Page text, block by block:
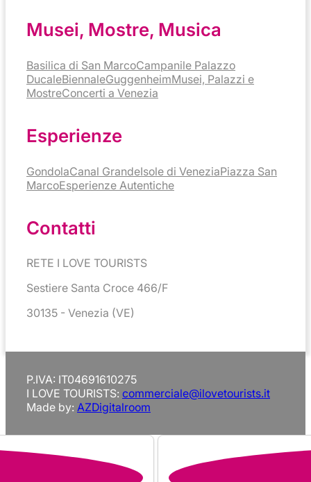
Musei, Mostre, Musica
Basilica di San MarcoCampanile Palazzo
DucaleBiennaleGuggenheimMusei, Palazzi e
MostreConcerti a Venezia
Esperienze
GondolaCanal GrandeIsole di VeneziaPiazza San
MarcoEsperienze Autentiche
Contatti
RETE I LOVE TOURISTS
Sestiere Santa Croce 466/F
30135 - Venezia (VE)
P.IVA: IT04691610275
I LOVE TOURISTS: commerciale@ilovetourists.it
Made by: AZDigitalroom